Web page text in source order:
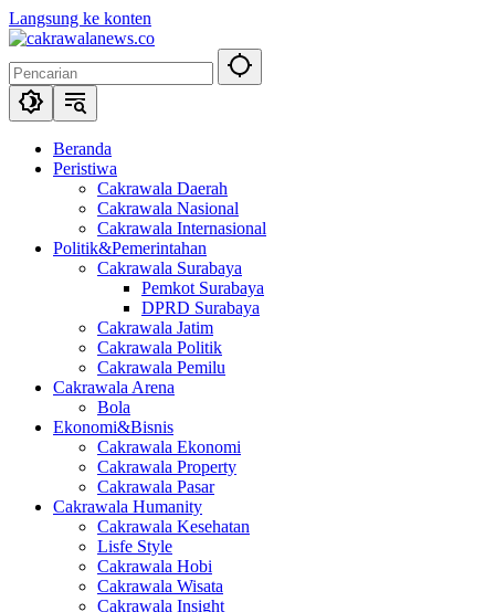
Langsung ke konten
Beranda
Peristiwa
Cakrawala Daerah
Cakrawala Nasional
Cakrawala Internasional
Politik&Pemerintahan
Cakrawala Surabaya
Pemkot Surabaya
DPRD Surabaya
Cakrawala Jatim
Cakrawala Politik
Cakrawala Pemilu
Cakrawala Arena
Bola
Ekonomi&Bisnis
Cakrawala Ekonomi
Cakrawala Property
Cakrawala Pasar
Cakrawala Humanity
Cakrawala Kesehatan
Lisfe Style
Cakrawala Hobi
Cakrawala Wisata
Cakrawala Insight